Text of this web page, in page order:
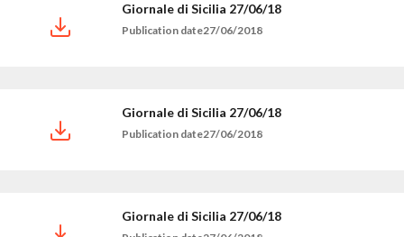
Giornale di Sicilia 27/06/18
Publication date27/06/2018
Giornale di Sicilia 27/06/18
Publication date27/06/2018
Giornale di Sicilia 27/06/18